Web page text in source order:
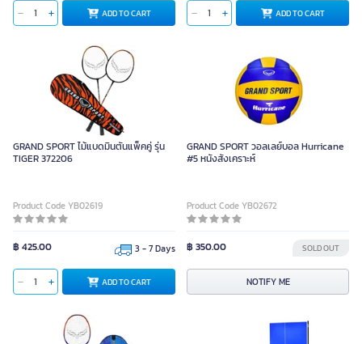
ADD TO CART ADD TO CART
GRAND SPORT ไม้แบดมินตันแพ็คคู่ รุ่น
TIGER 372206
Product Code YB02619
฿ 425.00 3 - 7 Days
ADD TO CART
GRAND SPORT วอลเลย์บอล Hurricane
#5 หนังสังเคราะห์
Product Code YB02672
฿ 350.00 SOLD OUT
NOTIFY ME